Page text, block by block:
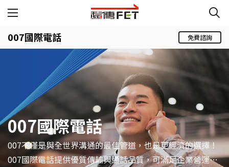
007國際電話 免費諮詢
007國際電話
007不僅是與全世界溝通的最佳管道，也是更經濟的選擇！
007國際電話提供優質傳輸與通話品質，可滿足企業營運暢